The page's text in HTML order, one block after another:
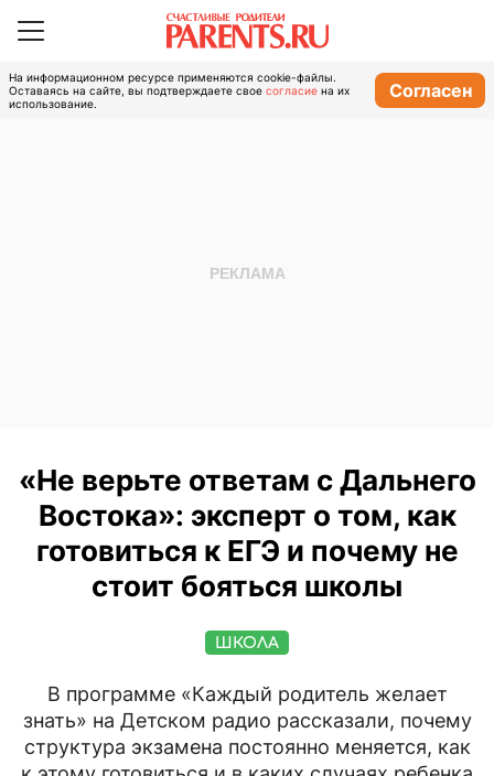
На информационном ресурсе применяются cookie-файлы.
Оставаясь на сайте, вы подтверждаете свое согласие на их
использование.
Согласен
«Не верьте ответам с Дальнего
Востока»: эксперт о том, как
готовиться к ЕГЭ и почему не
стоит бояться школы
ШКОЛА
В программе «Каждый родитель желает
знать» на Детском радио рассказали, почему
структура экзамена постоянно меняется, как